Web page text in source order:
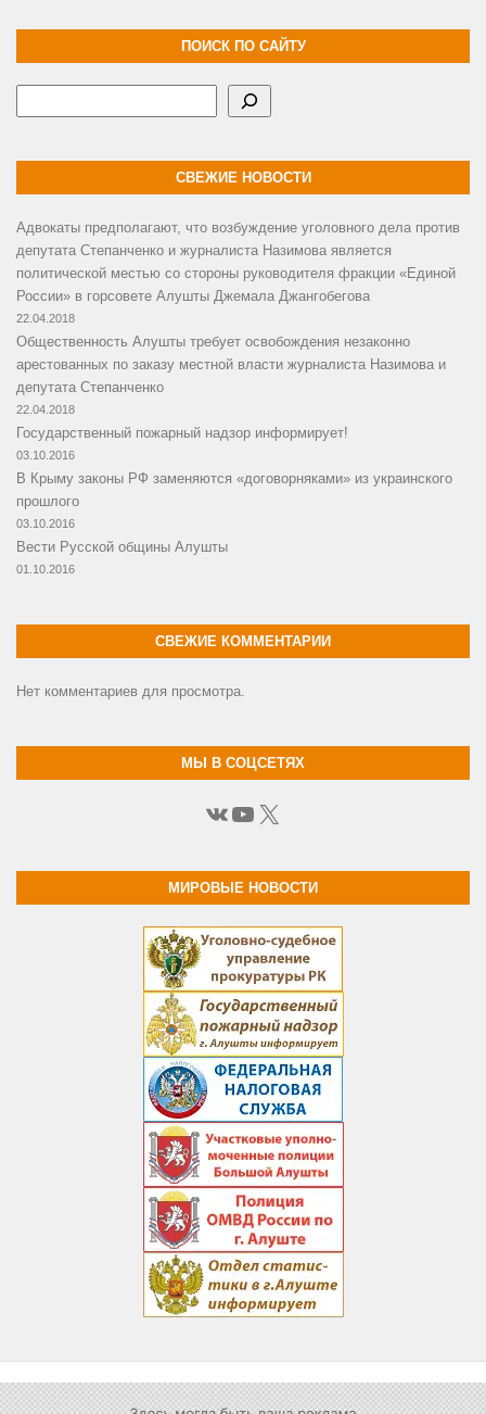
ПОИСК ПО САЙТУ
СВЕЖИЕ НОВОСТИ
Адвокаты предполагают, что возбуждение уголовного дела против
депутата Степанченко и журналиста Назимова является
политической местью со стороны руководителя фракции «Единой
России» в горсовете Алушты Джемала Джангобегова
22.04.2018
Общественность Алушты требует освобождения незаконно
арестованных по заказу местной власти журналиста Назимова и
депутата Степанченко
22.04.2018
Государственный пожарный надзор информирует!
03.10.2016
В Крыму законы РФ заменяются «договорняками» из украинского
прошлого
03.10.2016
Вести Русской общины Алушты
01.10.2016
СВЕЖИЕ КОММЕНТАРИИ
Нет комментариев для просмотра.
МЫ В СОЦСЕТЯХ
ВКонтакте
YouTube
X
МИРОВЫЕ НОВОСТИ